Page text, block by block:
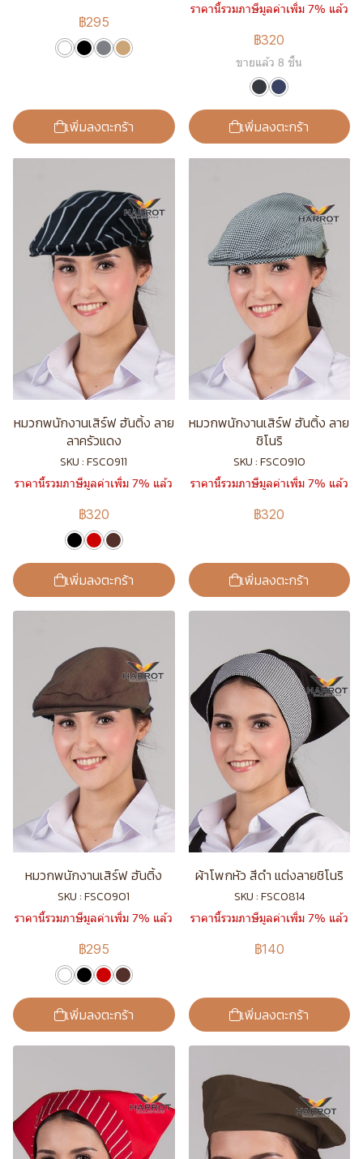
฿295
เพิ่มลงตะกร้า
ราคานี้รวมภาษีมูลค่าเพิ่ม 7% แล้ว
฿320
ขายแล้ว 8 ชิ้น
เพิ่มลงตะกร้า
หมวกพนักงานเสิร์ฟ ฮันติ้ง ลาย
ลาครัวแดง
SKU : FSC0911
ราคานี้รวมภาษีมูลค่าเพิ่ม 7% แล้ว
฿320
เพิ่มลงตะกร้า
หมวกพนักงานเสิร์ฟ ฮันติ้ง ลาย
ชิโนริ
SKU : FSC0910
ราคานี้รวมภาษีมูลค่าเพิ่ม 7% แล้ว
฿320
เพิ่มลงตะกร้า
หมวกพนักงานเสิร์ฟ ฮันติ้ง
SKU : FSC0901
ราคานี้รวมภาษีมูลค่าเพิ่ม 7% แล้ว
฿295
เพิ่มลงตะกร้า
ผ้าโพกหัว สีดำ แต่งลายชิโนริ
SKU : FSC0814
ราคานี้รวมภาษีมูลค่าเพิ่ม 7% แล้ว
฿140
เพิ่มลงตะกร้า